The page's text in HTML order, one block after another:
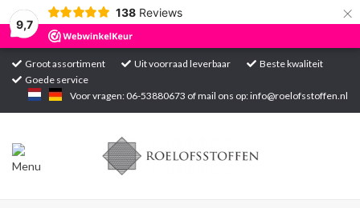
9,7
138 Reviews ×
Groot assortiment Uit voorraad leverbaar
Beste kwaliteit
Goede service
Voor vragen: 06-53880673 of mail ons op:info@roelofsstoffen.nl
Home